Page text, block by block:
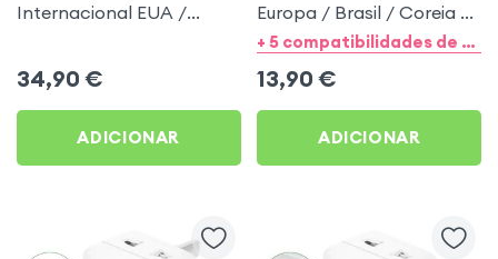
Internacional EUA /
USB C 20W - Akashi
Branco
34,90 €
ADICIONAR
Europa / Brasil / Coreia /
Vietnã Multitomada Tipo+ 5 compatibilidades de categorias
13,90 €
ADICIONAR